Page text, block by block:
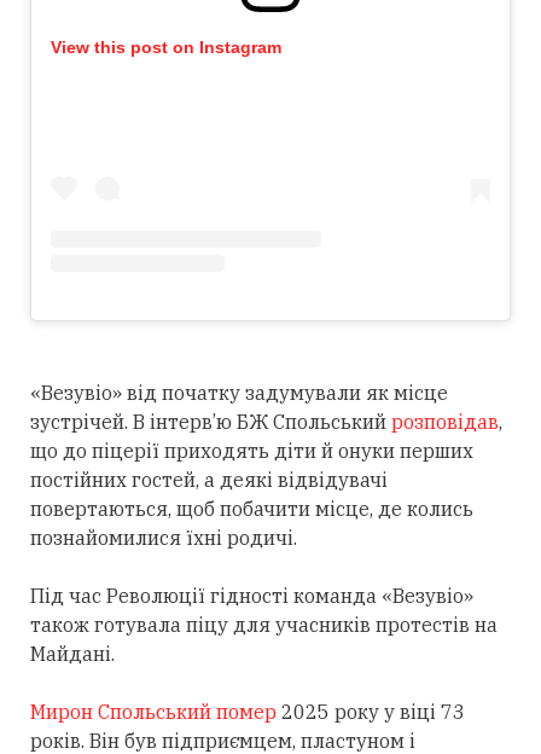
View this post on Instagram
«Везувіо» від початку задумували як місце
зустрічей. В інтерв’ю БЖ Спольський розповідав,
що до піцерії приходять діти й онуки перших
постійних гостей, а деякі відвідувачі
повертаються, щоб побачити місце, де колись
познайомилися їхні родичі.
Під час Революції гідності команда «Везувіо»
також готувала піцу для учасників протестів на
Майдані.
Мирон Спольський помер 2025 року у віці 73
років. Він був підприємцем, пластуном і